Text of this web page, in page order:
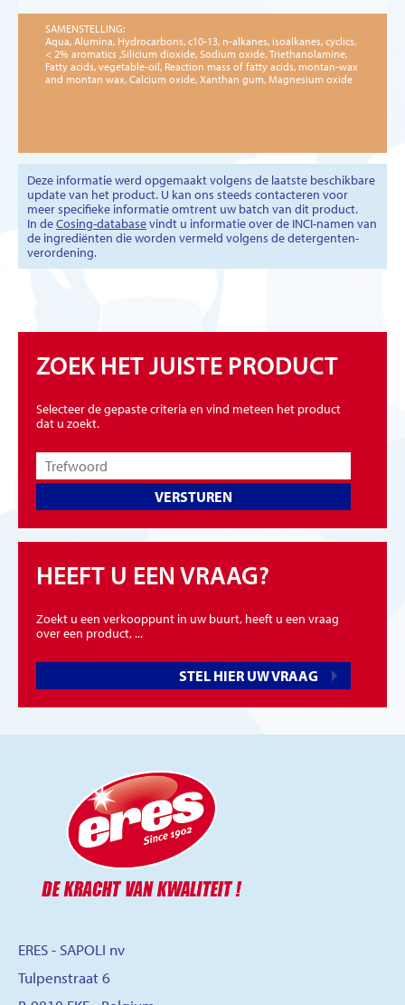
SAMENSTELLING:
Aqua, Alumina, Hydrocarbons, c10-13, n-alkanes, isoalkanes, cyclics,
< 2% aromatics ,Silicium dioxide, Sodium oxide, Triethanolamine,
Fatty acids, vegetable-oil, Reaction mass of fatty acids, montan-wax
and montan wax, Calcium oxide, Xanthan gum, Magnesium oxide
Deze informatie werd opgemaakt volgens de laatste beschikbare
update van het product. U kan ons steeds contacteren voor
meer specifieke informatie omtrent uw batch van dit product.
In deCosing-databasevindt u informatie over de INCI-namen van
de ingrediënten die worden vermeld volgens de detergenten-
verordening.
ZOEK HET JUISTE PRODUCT
Selecteer de gepaste criteria en vind meteen het product
dat u zoekt.
VERSTUREN
HEEFT U EEN VRAAG?
Zoekt u een verkooppunt in uw buurt, heeft u een vraag
over een product, ...
STEL HIER UW VRAAG
ERES - SAPOLI nv
Tulpenstraat 6